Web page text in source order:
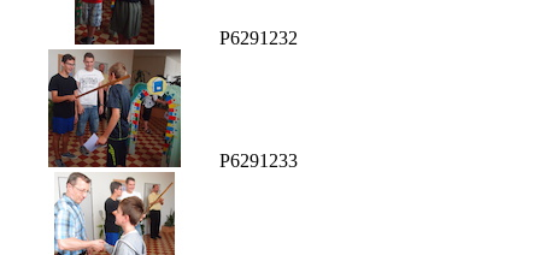
P6291232
P6291233